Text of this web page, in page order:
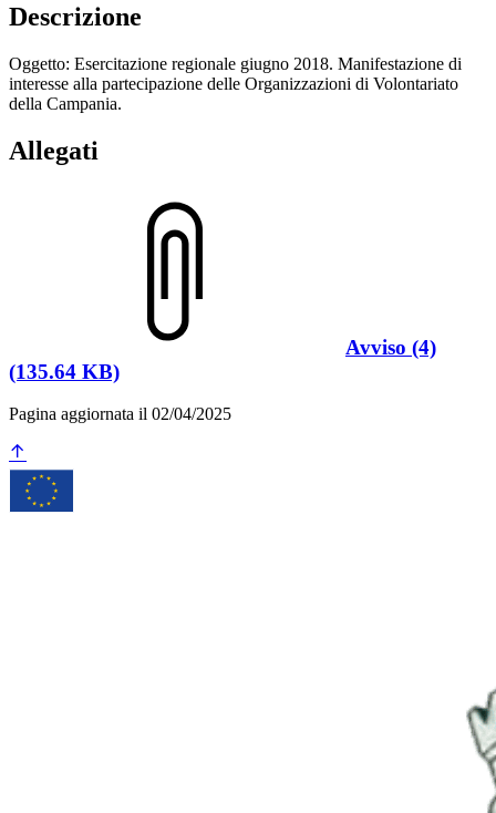
Descrizione
Oggetto: Esercitazione regionale giugno 2018. Manifestazione di
interesse alla partecipazione delle Organizzazioni di Volontariato
della Campania.
Allegati
Avviso (4)
(135.64 KB)
Pagina aggiornata il 02/04/2025